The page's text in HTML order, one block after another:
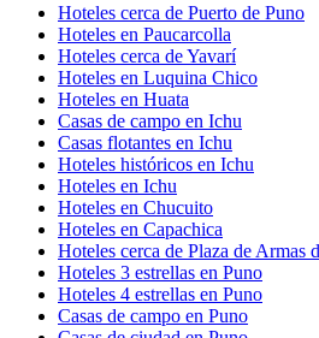
Hoteles cerca de Puerto de Puno
Hoteles en Paucarcolla
Hoteles cerca de Yavarí
Hoteles en Luquina Chico
Hoteles en Huata
Casas de campo en Ichu
Casas flotantes en Ichu
Hoteles históricos en Ichu
Hoteles en Ichu
Hoteles en Chucuito
Hoteles en Capachica
Hoteles cerca de Plaza de Armas
Hoteles 3 estrellas en Puno
Hoteles 4 estrellas en Puno
Casas de campo en Puno